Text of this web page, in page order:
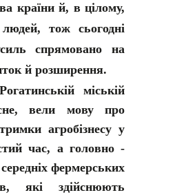
країни й, в цілому,
людей, тож сьогодні
спрямовано на
й розширення.
міській
вели мову про
агробізнесу у
час, а головно -
фермерських
які здійснюють